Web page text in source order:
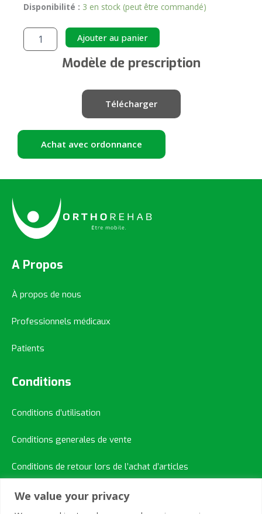
We value your privacy
Disponibilité : 3 en stock (peut être commandé)
quantité
de
IGLOO®
Manchon
Ajouter au panier Alternative:
Modèle de prescription
Achat avec ordonnance
Télécharger
A Propos
À propos de nous
Professionnels médicaux
Patients
Conditions
Conditions d’utilisation
Conditions generales de vente
Conditions de retour lors de l’achat d’articles
Contacts Rapide